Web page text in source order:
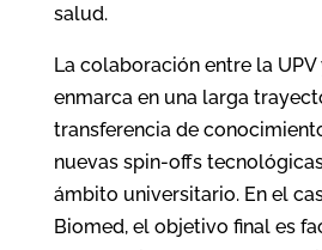
salud.
La colaboración entre la UPV
enmarca en una larga
transferencia de
nuevas spin-offs
ámbito universitario. En el
Biomed, el objetivo final es